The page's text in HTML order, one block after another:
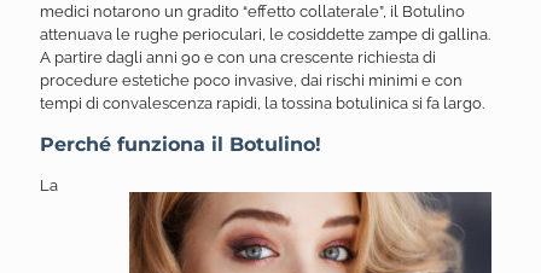
medici notarono un gradito “effetto collaterale”, il Botulino
attenuava le rughe perioculari, le cosiddette zampe di gallina.
A partire dagli anni 90 e con una crescente richiesta di
procedure estetiche poco invasive, dai rischi minimi e con
tempi di convalescenza rapidi, la tossina botulinica si fa largo.
Perché funziona il Botulino!
La